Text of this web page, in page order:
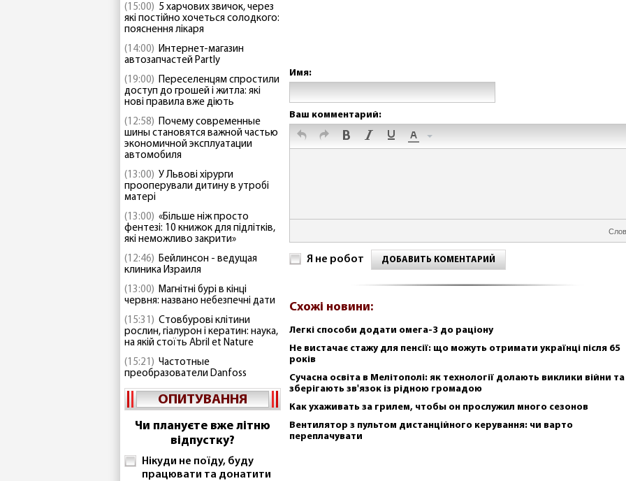
(15:00) 5 харчових звичок, через
які постійно хочеться солодкого:
пояснення лікаря
(14:00) Интернет-магазин
автозапчастей Partly
(19:00) Переселенцям спростили
доступ до грошей і житла: які
нові правила вже діють
(12:58) Почему современные
шины становятся важной частью
экономичной эксплуатации
автомобиля
(13:00) У Львові хірурги
прооперували дитину в утробі
матері
(13:00) «Більше ніж просто
фентезі: 10 книжок для підлітків,
які неможливо закрити»
(12:46) Бейлинсон - ведущая
клиника Израиля
(13:00) Магнітні бурі в кінці
червня: названо небезпечні дати
(15:31) Стовбурові клітини
рослин, гіалурон і кератин: наука,
на якій стоїть Abril et Nature
(15:21) Частотные
преобразователи Danfoss
ОПИТУВАННЯ
Чи плануєте вже літню
відпустку?
Нікуди не поїду, буду
працювати та донатити
Имя:
Ваш комментарий:
Я не робот ДОБАВИТЬ КОМЕНТАРИЙ
Схожі новини:
Легкі способи додати омега-3 до раціону
Не вистачає стажу для пенсії: що можуть отримати українці після 65
років
Сучасна освіта в Мелітополі: як технології долають виклики війни та
зберігають зв'язок із рідною громадою
Как ухаживать за грилем, чтобы он прослужил много сезонов
Вентилятор з пультом дистанційного керування: чи варто
переплачувати